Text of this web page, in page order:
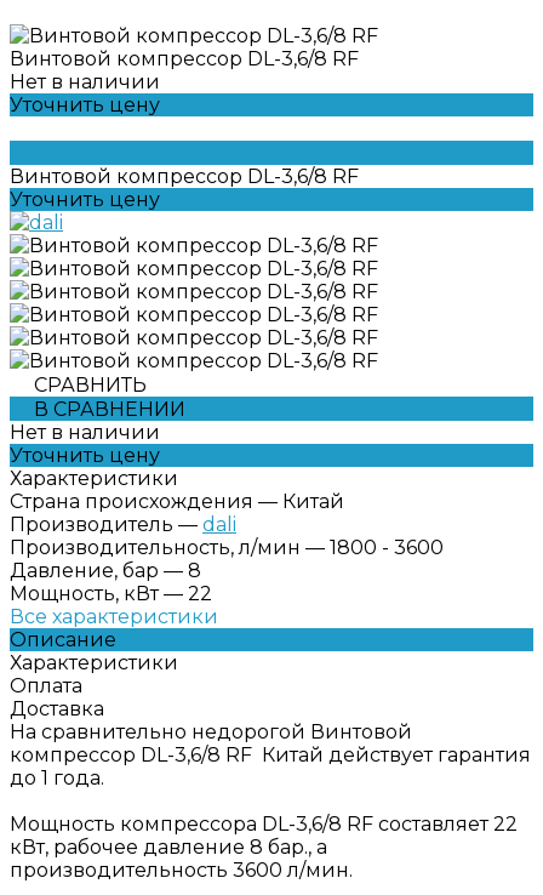
Винтовой компрессор DL-3,6/8 RF
Нет в наличии
Уточнить цену
Винтовой компрессор DL-3,6/8 RF
Уточнить цену
СРАВНИТЬ
В СРАВНЕНИИ
Нет в наличии
Уточнить цену
Характеристики
Страна происхождения — Китай
Производитель — dali
Производительность, л/мин — 1800 - 3600
Давление, бар — 8
Мощность, кВт — 22
Все характеристики
Описание
Характеристики
Оплата
Доставка
На сравнительно недорогой Винтовой
компрессор DL-3,6/8 RF Китай действует гарантия
до 1 года.
Мощность компрессора DL-3,6/8 RF составляет 22
кВт, рабочее давление 8 бар., а
производительность 3600 л/мин.